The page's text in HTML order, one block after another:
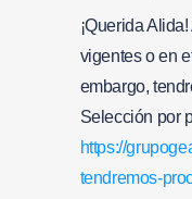
¡Querida
vigentes o en
embargo,
Selección por
https://
tendremos-